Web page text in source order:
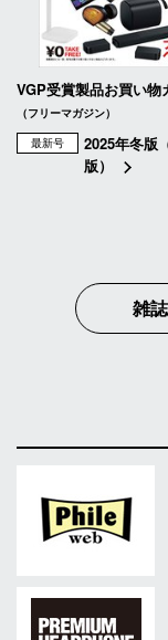
VGP受賞製品お買い物
（フリーマガジン）
最新号
2025年冬版
版）
雑